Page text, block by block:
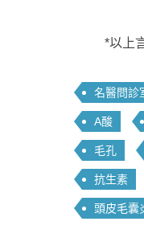
*以上
名醫問診
A酸
毛孔
抗生素
頭皮毛囊